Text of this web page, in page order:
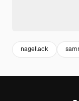
nagellack